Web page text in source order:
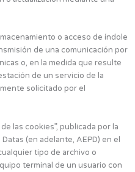
o acceso de índole
de una comunicación por
o, en la medida que resulte
de un servicio de la
solicitado por el
las cookies”, publicada por la
(en adelante, AEPD) en el
tipo de archivo o
terminal de un usuario con